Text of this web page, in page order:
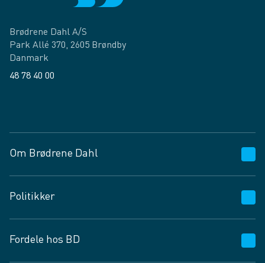
Brødrene Dahl A/S
Park Allé 370, 2605 Brøndby
Danmark
48 78 40 00
Om Brødrene Dahl
Vagttelefon 30 10 89 89
Spørgsmål og svar
Job og karriere
Politikker
Privatlivspolitik
Fordele hos BD